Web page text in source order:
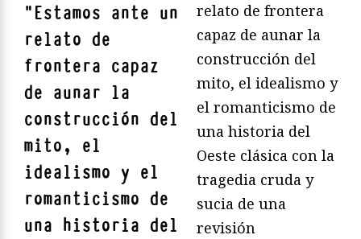
"Estamos ante un
relato de
frontera capaz
de aunar la
construcción del
mito, el
idealismo y el
romanticismo de
una historia del
relato de frontera
capaz de aunar la
construcción del
mito, el idealismo y
el romanticismo de
una historia del
Oeste clásica con la
tragedia cruda y
sucia de una
revisión